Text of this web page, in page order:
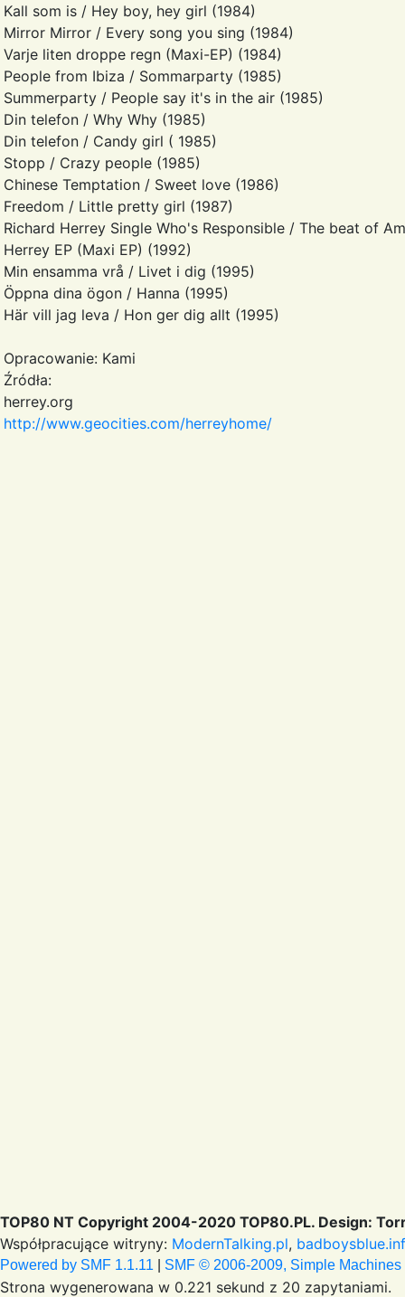
Kall som is / Hey boy, hey girl (1984)
Mirror Mirror / Every song you sing (1984)
Varje liten droppe regn (Maxi-EP) (1984)
People from Ibiza / Sommarparty (1985)
Summerparty / People say it's in the air (1985)
Din telefon / Why Why (1985)
Din telefon / Candy girl ( 1985)
Stopp / Crazy people (1985)
Chinese Temptation / Sweet love (1986)
Freedom / Little pretty girl (1987)
Richard Herrey Single Who's Responsible / The beat of
Herrey EP (Maxi EP) (1992)
Min ensamma vrå / Livet i dig (1995)
Öppna dina ögon / Hanna (1995)
Här vill jag leva / Hon ger dig allt (1995)
Opracowanie: Kami
Źródła:
herrey.org
http://www.geocities.com/herreyhome/
TOP80 NT Copyright 2004-2020 TOP80.PL. Design:
Współpracujące witryny: ModernTalking.pl,
Powered by SMF 1.1.11 SMF © 2006-2009, Simple Machines
Strona wygenerowana w 0.221 sekund z 20 zapytaniami.